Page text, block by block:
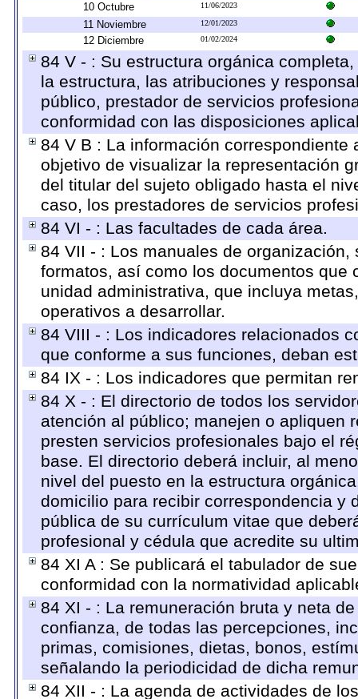
10 Octubre 11/06/2023
11 Noviembre 12/01/2023
12 Diciembre 01/02/2024
84 V - : Su estructura orgánica
la estructura, las atribuciones y
público, prestador de servicios
conformidad con las disposiciones
84 V B : La información
objetivo de visualizar la representación
del titular del sujeto obligado hasta el
caso, los prestadores de servicios
84 VI - : Las facultades de cada área.
84 VII - : Los manuales de
formatos, así como los documentos
unidad administrativa, que incluya
operativos a desarrollar.
84 VIII - : Los indicadores relacionados
que conforme a sus funciones, deban
84 IX - : Los indicadores que permitan
84 X - : El directorio de todos los
atención al público; manejen o apliquen
presten servicios profesionales bajo el
base. El directorio deberá incluir, al
nivel del puesto en la estructura
domicilio para recibir correspondencia y
pública de su currículum vitae que
profesional y cédula que acredite su
84 XI A : Se publicará el tabulador de
conformidad con la normatividad
84 XI - : La remuneración bruta y neta
confianza, de todas las percepciones,
primas, comisiones, dietas, bonos,
señalando la periodicidad de dicha
84 XII - : La agenda de actividades de